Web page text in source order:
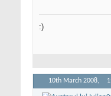
:)
10th March 2008,